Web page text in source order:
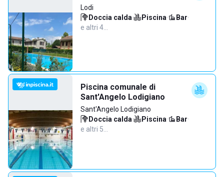
Lodi
Doccia calda· Piscina· Bar·
e altri 4…
Piscina comunale di
Sant'Angelo Lodigiano
Sant'Angelo Lodigiano
Doccia calda· Piscina· Bar·
e altri 5…